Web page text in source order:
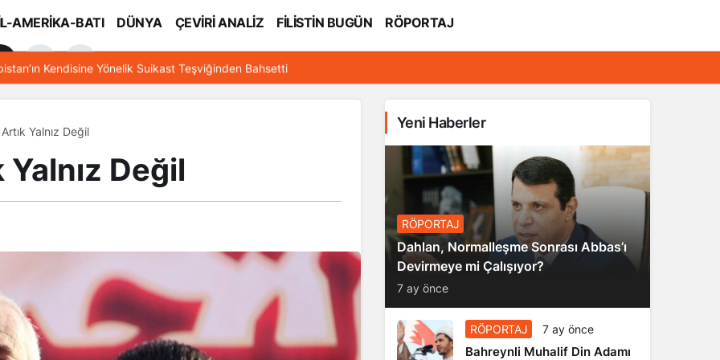
AMERİKA-BATI DÜNYA ÇEVİRİ ANALİZ FİLİSTİN BUGÜN RÖPORTAJ
Kendisine Yönelik Suikast Teşviğinden Bahsetti
Yalnız Değil
Değil
Yeni Haberler
RÖPORTAJ
Dahlan, Normalleşme Sonrası Abbas’ı
Devirmeye mi Çalışıyor?
7 ay önce
RÖPORTAJ 7 ay önce
Bahreynli Muhalif Din Adamı